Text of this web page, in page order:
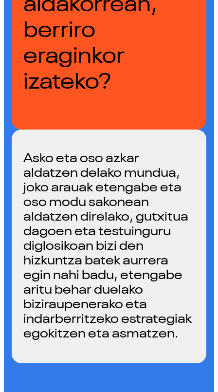
aldakorrean,
berriro
eraginkor
izateko?
Asko eta oso azkar
aldatzen delako mundua,
joko arauak etengabe eta
oso modu sakonean
aldatzen direlako, gutxitua
dagoen eta testuinguru
diglosikoan bizi den
hizkuntza batek aurrera
egin nahi badu, etengabe
aritu behar duelako
biziraupenerako eta
indarberritzeko estrategiak
egokitzen eta asmatzen.